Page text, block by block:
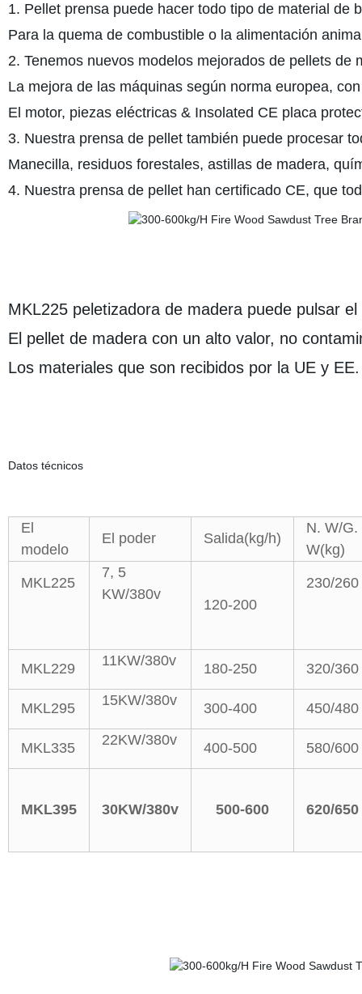
1. Pellet prensa puede hacer todo tipo de material de
Para la quema de combustible o la alimentación
2. Tenemos nuevos modelos mejorados de pellets
La mejora de las máquinas según norma europea,
El motor, piezas eléctricas & Insolated CE placa
3. Nuestra prensa de pellet también puede procesar
Manecilla, residuos forestales, astillas de madera,
4. Nuestra prensa de pellet han certificado CE, que
MKL225 peletizadora de madera puede pulsar
El pellet de madera con un alto valor, no
Los materiales que son recibidos por la UE y
Datos técnicos
El
modelo
El poder Salida(kg/h)
N. W/G.
W(kg)
MKL225
7, 5
KW/380v
120-200
230/260
MKL229 11KW/380v 180-250 320/360
MKL295 15KW/380v 300-400 450/480
MKL335 22KW/380v 400-500 580/600
MKL395 30KW/380v 500-600 620/650